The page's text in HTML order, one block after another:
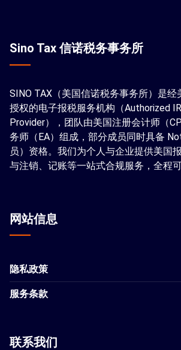
Sino Tax 信诺税务事务所
SINO TAX（美国信诺税务事务所）是经
授权的电子报税服务机构（Authorized
Provider），团队由美国注册会计师（
务师（EA）组成，部分成员同时具备
员）资格。我们为个人与企业提供美国
与注销、记账等一站式合规服务，全程可
网站信息
隐私政策
服务条款
联系我们